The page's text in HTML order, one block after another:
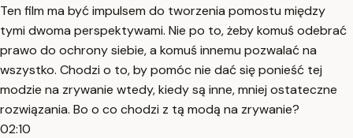
Ten film ma być impulsem do tworzenia pomostu między
tymi dwoma perspektywami. Nie po to, żeby komuś odebrać
prawo do ochrony siebie, a komuś innemu pozwalać na
wszystko. Chodzi o to, by pomóc nie dać się ponieść tej
modzie na zrywanie wtedy, kiedy są inne, mniej ostateczne
rozwiązania. Bo o co chodzi z tą modą na zrywanie?
02:10